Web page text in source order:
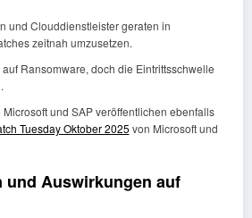
und Clouddienstleister geraten in
zeitnah umzusetzen.
Ransomware, doch die Eintrittsschwelle
und SAP veröffentlichen ebenfalls
Tuesday Oktober 2025 von Microsoft und
und Auswirkungen auf